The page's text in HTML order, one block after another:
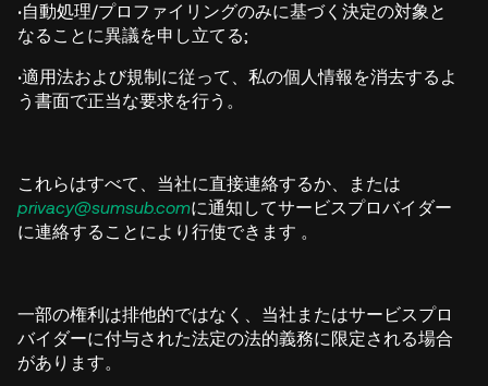
·自動処理/プロファイリングのみに基づく決定の対象と
なることに異議を申し立てる;
·適用法および規制に従って、私の個人情報を消去するよ
う書面で正当な要求を行う。
これらはすべて、当社に直接連絡するか、または
privacy@sumsub.comに通知してサービスプロバイダー
に連絡することにより行使できます 。
一部の権利は排他的ではなく、当社またはサービスプロ
バイダーに付与された法定の法的義務に限定される場合
があります。